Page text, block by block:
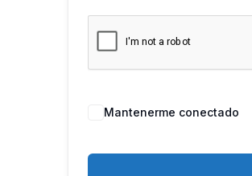
Mantenerme conectado